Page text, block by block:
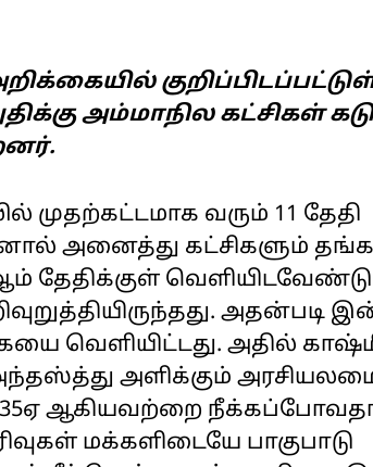
அம்மாநில கட்சிகள்
முதற்கட்டமாக வரும் 11 தேதி
அனைத்து கட்சிகளும்
தேதிக்குள்
அதன்படி
வெளியிட்டது. அதில்
அந்தஸ்த்து அளிக்கும்
35ஏ ஆகியவற்றை
மக்களிடையே பாகுபாடு